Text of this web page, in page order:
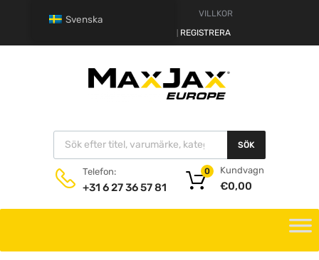
VILLKOR
REGISTRERA
SÖK
Telefon:
+31 6 27 36 57 81
Kundvagn
€0,00
0
Svenska